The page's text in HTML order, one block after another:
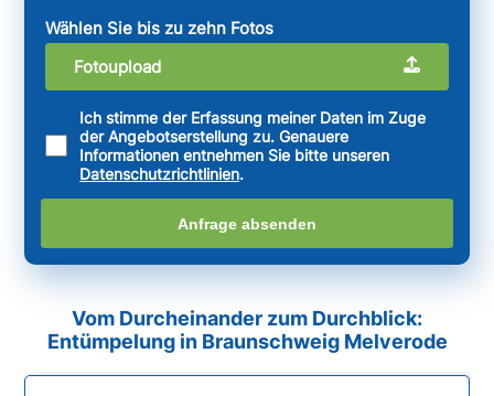
Wählen Sie bis zu zehn Fotos
Fotoupload
Ich stimme der Erfassung meiner Daten im Zuge
der Angebotserstellung zu. Genauere
Informationen entnehmen Sie bitte unseren
Datenschutzrichtlinien.
Anfrage absenden
Vom Durcheinander zum Durchblick:
Entümpelung in Braunschweig Melverode